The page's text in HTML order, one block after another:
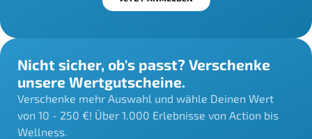
Nicht sicher, ob's passt? Verschenke
unsere Wertgutscheine.
Verschenke mehr Auswahl und wähle Deinen Wert
von 10 - 250 €! Über 1.000 Erlebnisse von Action bis
Wellness.